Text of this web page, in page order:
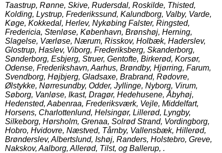
Taastrup, Rønne, Skive, Rudersdal, Roskilde, Thisted,
Kolding, Lystrup, Frederikssund, Kalundborg, Valby, Varde,
Køge, Kokkedal, Herlev, Nykøbing Falster, Ringsted,
Fredericia, Stenløse, København, Brønshøj, Herning,
Slagelse, Værløse, Nærum, Risskov, Holbæk, Haderslev,
Glostrup, Haslev, Viborg, Frederiksberg, Skanderborg,
Sønderborg, Esbjerg, Struer, Gentofte, Birkerød, Korsør,
Odense, Frederikshavn, Aarhus, Brøndby, Hjørring, Farum,
Svendborg, Højbjerg, Gladsaxe, Brabrand, Rødovre,
Ølstykke, Nørresundby, Odder, Jyllinge, Nyborg, Virum,
Søborg, Vanløse, Ikast, Dragør, Hedehusene, Åbyhøj,
Hedensted, Aabenraa, Frederiksværk, Vejle, Middelfart,
Horsens, Charlottenlund, Helsingør, Lillerød, Lyngby,
Silkeborg, Hørsholm, Grenaa, Solrød Strand, Vordingborg,
Hobro, Hvidovre, Næstved, Tårnby, Vallensbæk, Hillerød,
Brønderslev, Albertslund, Ishøj, Randers, Holstebro, Greve,
Nakskov, Aalborg, Allerød, Tilst, og Ballerup, .